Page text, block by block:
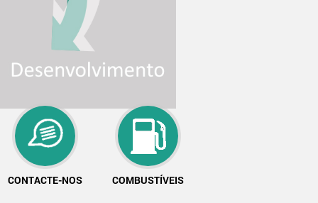
CONTACTE-NOS COMBUSTÍVEIS